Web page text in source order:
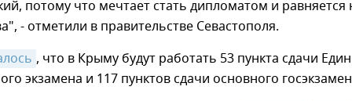
потому что мечтает стать дипломатом и равняется
- отметили в правительстве Севастополя.
, что в Крыму будут работать 53 пункта сдачи
экзамена и 117 пунктов сдачи основного